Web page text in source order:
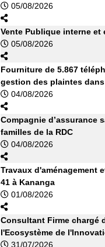
05/08/2026
Vente Publique interne et
05/08/2026
Fourniture de 5.867
gestion des plaintes
04/08/2026
Compagnie d’assurance
familles de la RDC
04/08/2026
Travaux d'aménagement
41 à Kananga
01/08/2026
Consultant Firme chargé
l'Ecosystème de
31/07/2026